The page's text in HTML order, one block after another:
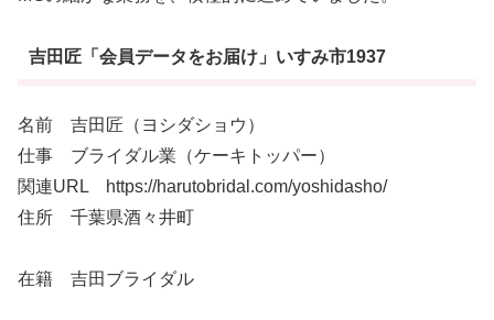
吉田匠「会員データをお届け」いすみ市1937
名前 吉田匠（ヨシダショウ）
仕事 ブライダル業（ケーキトッパー）
関連URL https://harutobridal.com/yoshidasho/
住所 千葉県酒々井町
在籍 吉田ブライダル